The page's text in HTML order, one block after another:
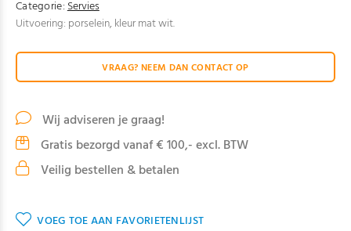
Categorie:Servies
Uitvoering: porselein, kleur mat wit.
VRAAG? NEEM DAN CONTACT OP
Wij adviseren je graag!
Gratis bezorgd vanaf € 100,- excl. BTW
Veilig bestellen & betalen
VOEG TOE AAN FAVORIETENLIJST